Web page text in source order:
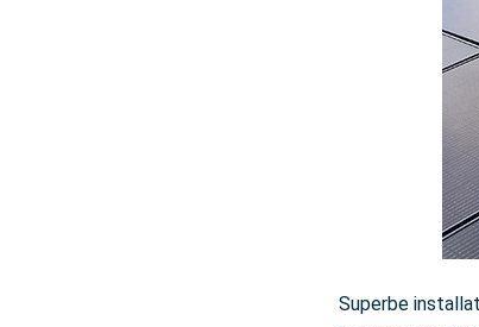
Superbe